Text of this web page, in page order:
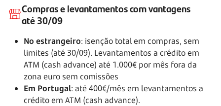
Compras e levantamentos com vantagens
até 30/09
No estrangeiro: isenção total em compras, sem
limites (até 30/09). Levantamentos a crédito em
ATM (cash advance) até 1.000€ por mês fora da
zona euro sem comissões
Em Portugal: até 400€/mês em levantamentos a
crédito em ATM (cash advance).